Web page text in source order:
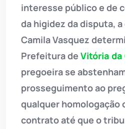
interesse público e de
da higidez da disputa,
Camila Vasquez
Prefeitura de Vitória
pregoeira se
prosseguimento ao
qualquer homologação
contrato até que o